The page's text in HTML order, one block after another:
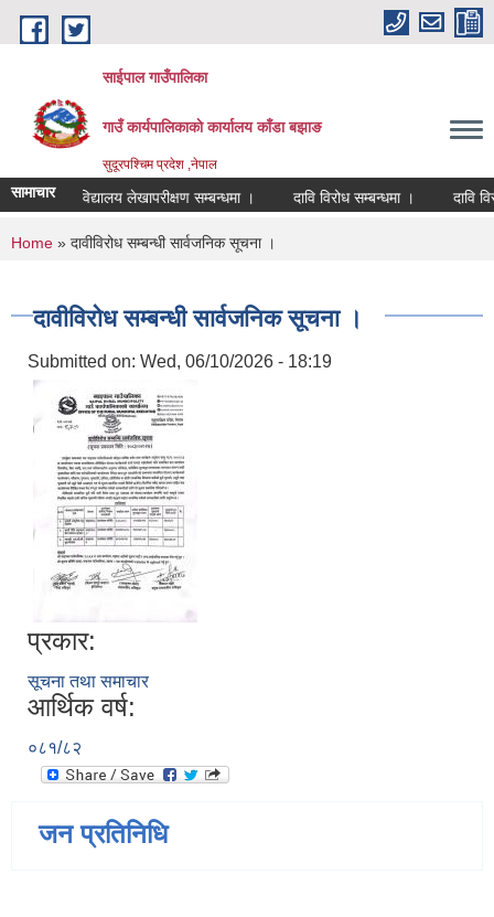
Skip to main content
साईपाल गाउँपालिका
गाउँ कार्यपालिकाकाे कार्यालय काँडा बझाङ
सुदूरपश्चिम प्रदेश ,नेपाल
सामाचार विद्यालय लेखापरीक्षण सम्बन्धमा । दावि विरोध सम्बन्धमा । दावि
You are here
Home » दावीविरोध सम्बन्धी सार्वजनिक सूचना ।
दावीविरोध सम्बन्धी सार्वजनिक सूचना ।
Submitted on: Wed, 06/10/2026 - 18:19
प्रकार:
सूचना तथा समाचार
आर्थिक वर्ष:
०८१/८२
जन प्रतिनिधि